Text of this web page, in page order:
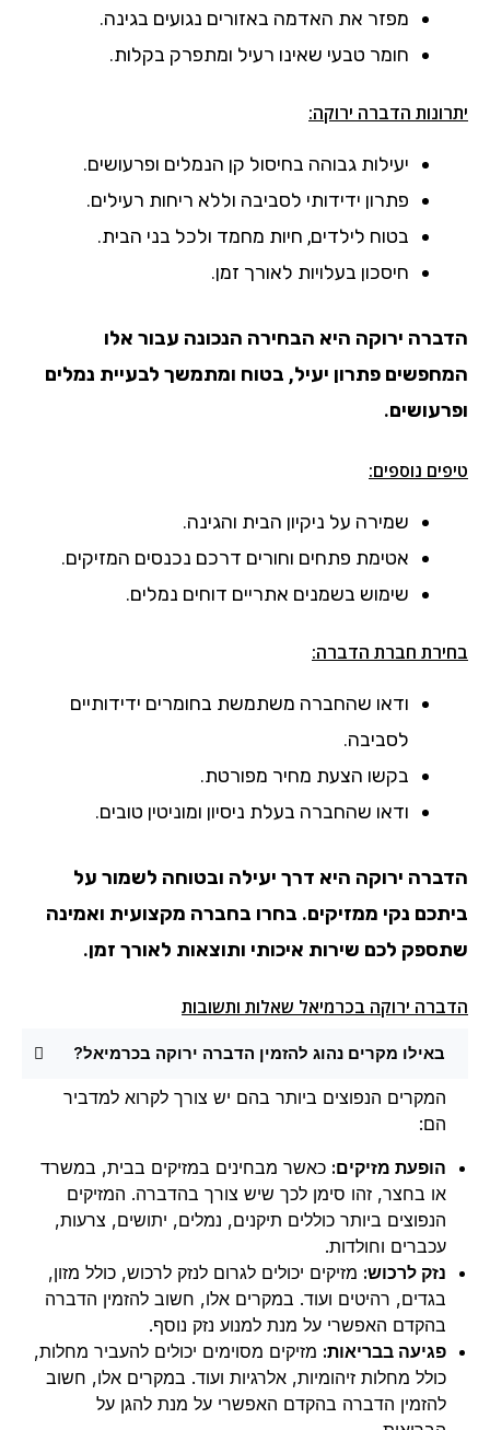
מפזר את האדמה באזורים נגועים בגינה.
חומר טבעי שאינו רעיל ומתפרק בקלות.
יתרונות הדברה ירוקה:
יעילות גבוהה בחיסול קן הנמלים ופרעושים.
פתרון ידידותי לסביבה וללא ריחות רעילים.
בטוח לילדים, חיות מחמד ולכל בני הבית.
חיסכון בעלויות לאורך זמן.
הדברה ירוקה היא הבחירה הנכונה עבור אלו
המחפשים פתרון יעיל, בטוח ומתמשך לבעיית נמלים
ופרעושים.
טיפים נוספים:
שמירה על ניקיון הבית והגינה.
אטימת פתחים וחורים דרכם נכנסים המזיקים.
שימוש בשמנים אתריים דוחים נמלים.
בחירת חברת הדברה:
ודאו שהחברה משתמשת בחומרים ידידותיים
לסביבה.
בקשו הצעת מחיר מפורטת.
ודאו שהחברה בעלת ניסיון ומוניטין טובים.
הדברה ירוקה היא דרך יעילה ובטוחה לשמור על
ביתכם נקי ממזיקים. בחרו בחברה מקצועית ואמינה
שתספק לכם שירות איכותי ותוצאות לאורך זמן.
הדברה ירוקה בכרמיאל שאלות ותשובות
באילו מקרים נהוג להזמין הדברה ירוקה בכרמיאל?
המקרים הנפוצים ביותר בהם יש צורך לקרוא למדביר
הם:
הופעת מזיקים: כאשר מבחינים במזיקים בבית, במשרד
או בחצר, זהו סימן לכך שיש צורך בהדברה. המזיקים
הנפוצים ביותר כוללים תיקנים, נמלים, יתושים, צרעות,
עכברים וחולדות.
נזק לרכוש: מזיקים יכולים לגרום לנזק לרכוש, כולל מזון,
בגדים, רהיטים ועוד. במקרים אלו, חשוב להזמין הדברה
בהקדם האפשרי על מנת למנוע נזק נוסף.
פגיעה בבריאות: מזיקים מסוימים יכולים להעביר מחלות,
כולל מחלות זיהומיות, אלרגיות ועוד. במקרים אלו, חשוב
להזמין הדברה בהקדם האפשרי על מנת להגן על